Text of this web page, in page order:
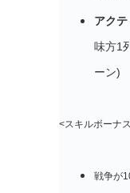
アク
味方1
ーン)
<スキルボーナ
戦争が